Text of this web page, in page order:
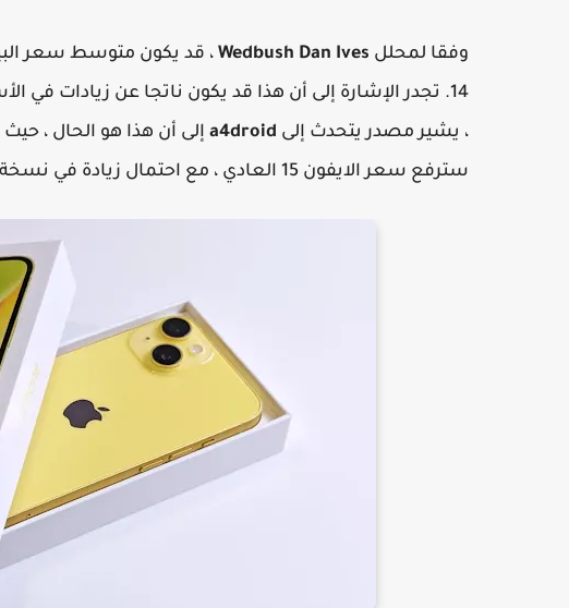
وفقا لمحلل Wedbush Dan Ives
14. تجدر الإشارة إلى أن هذا قد يكون ناتجا عن زيادات
، يشير مصدر يتحدث إلى a4droid
سترفع سعر الايفون 15 العادي ، مع احتمال زيادة في نسخة Pro و Ultra .